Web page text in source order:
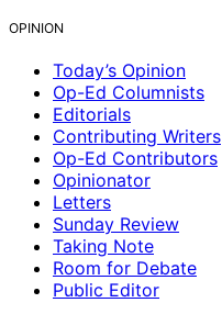
OPINION
Today’s Opinion
Op-Ed Columnists
Editorials
Contributing Writers
Op-Ed Contributors
Opinionator
Letters
Sunday Review
Taking Note
Room for Debate
Public Editor